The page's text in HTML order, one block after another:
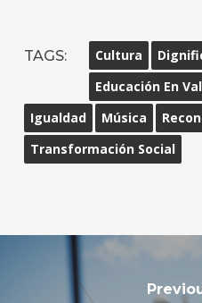
TAGS: Cultura
Educación En
Igualdad
Música
Transformación Social